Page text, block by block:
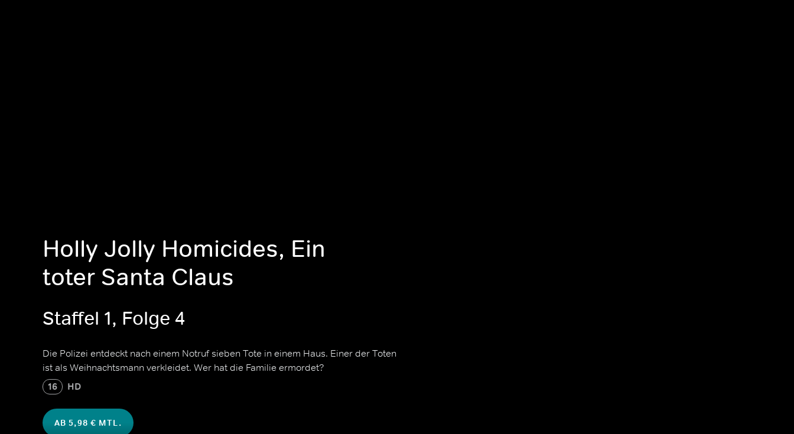
Holly Jolly Homicides, Ein
toter Santa Claus
Staffel 1, Folge 4
Die Polizei entdeckt nach einem Notruf sieben Tote in einem Haus. Einer der Toten
ist als Weihnachtsmann verkleidet. Wer hat die Familie ermordet?
16 HD
AB 5,98 € MTL.